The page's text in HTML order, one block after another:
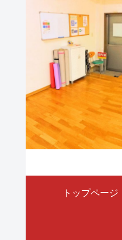
トップページ